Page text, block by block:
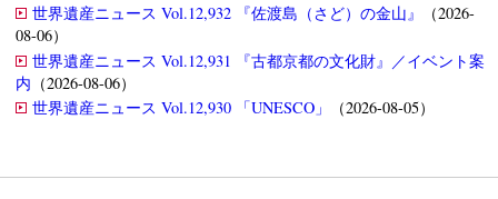
世界遺産ニュース Vol.12,932 『佐渡島（さど）の金山』
（2026-
08-06）
世界遺産ニュース Vol.12,931 『古都京都の文化財』／イベント案
内 （2026-08-06）
世界遺産ニュース Vol.12,930 「UNESCO」
（2026-08-05）